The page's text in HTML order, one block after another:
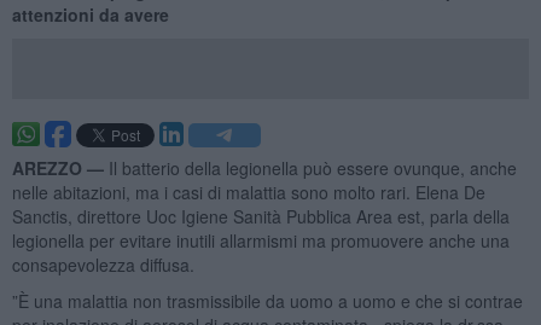
attenzioni da avere
AREZZO — Il batterio della legionella può essere ovunque, anche
nelle abitazioni, ma i casi di malattia sono molto rari. Elena De
Sanctis, direttore Uoc Igiene Sanità Pubblica Area est, parla della
legionella per evitare inutili allarmismi ma promuovere anche una
consapevolezza diffusa.
”È una malattia non trasmissibile da uomo a uomo e che si contrae